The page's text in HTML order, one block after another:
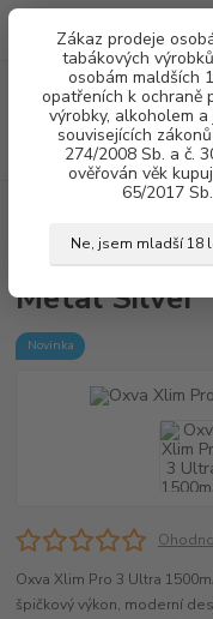
Zákaz prodeje
tabákových
osobám maldších
opatřeních k ochraně
výrobky, alkoholem
souvisejících
274/2008 Sb. a č.
ověřován věk
65/2017
Ne, jsem mladší 18
8:00-20:00
Oxva Xlim
Metal Silver
Novinka
Oxva Xlim Pro 3 Ultra
špičkový výkon, moderní